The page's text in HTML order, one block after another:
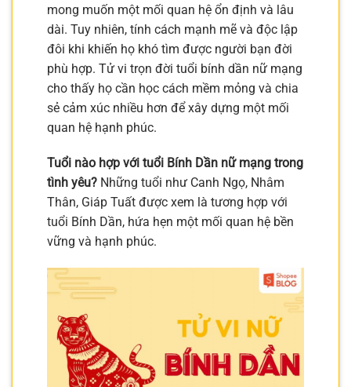
mong muốn một mối quan hệ ổn định và lâu
dài. Tuy nhiên, tính cách mạnh mẽ và độc lập
đôi khi khiến họ khó tìm được người bạn đời
phù hợp. Tử vi trọn đời tuổi bính dần nữ mạng
cho thấy họ cần học cách mềm mỏng và chia
sẻ cảm xúc nhiều hơn để xây dựng một mối
quan hệ hạnh phúc.
Tuổi nào hợp với tuổi Bính Dần nữ mạng trong
tình yêu? Những tuổi như Canh Ngọ, Nhâm
Thân, Giáp Tuất được xem là tương hợp với
tuổi Bính Dần, hứa hẹn một mối quan hệ bền
vững và hạnh phúc.